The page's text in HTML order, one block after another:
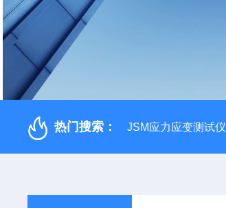
热门搜索： JSM应力应变测试仪